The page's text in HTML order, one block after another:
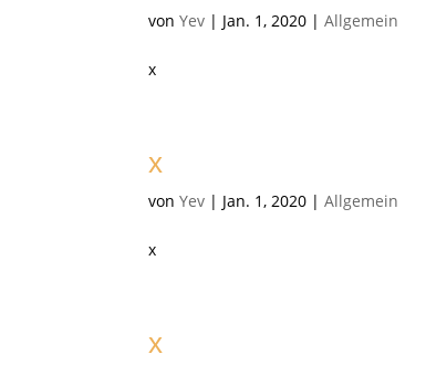
vonYev | Jan. 1, 2020 |Allgemein
x
x
vonYev | Jan. 1, 2020 |Allgemein
x
x